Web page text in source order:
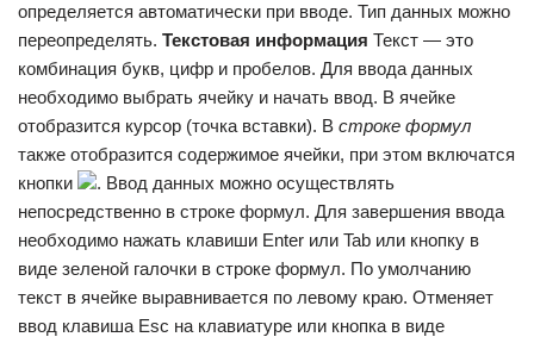
определяется автоматически при вводе. Тип данных можно
переопределять. Текстовая информация Текст — это
комбинация букв, цифр и пробелов. Для ввода данных
необходимо выбрать ячейку и начать ввод. В ячейке
отобразится курсор (точка вставки). В строке формул
также отобразится содержимое ячейки, при этом включатся
кнопки
. Ввод данных можно осуществлять
непосредственно в строке формул. Для завершения ввода
необходимо нажать клавиши Enter или Tab или кнопку в
виде зеленой галочки в строке формул. По умолчанию
текст в ячейке выравнивается по левому краю. Отменяет
ввод клавиша Esc на клавиатуре или кнопка в виде